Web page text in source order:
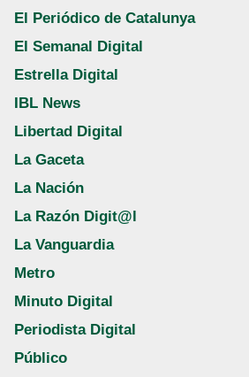
El Periódico de Catalunya
El Semanal Digital
Estrella Digital
IBL News
Libertad Digital
La Gaceta
La Nación
La Razón Digit@l
La Vanguardia
Metro
Minuto Digital
Periodista Digital
Público